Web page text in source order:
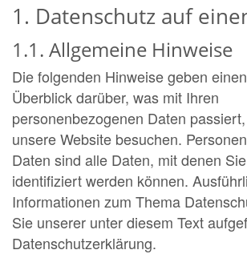
1. Datenschutz auf
1.1. Allgemeine Hinweise
Die folgenden Hinweise geben
Überblick darüber, was mit Ihren
personenbezogenen Daten
unsere Website besuchen.
Daten sind alle Daten, mit denen
identifiziert werden können.
Informationen zum Thema
Sie unserer unter diesem Text
Datenschutzerklärung.